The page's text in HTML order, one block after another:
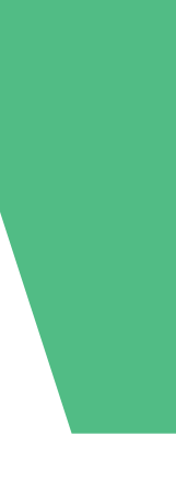
månatligt åtagande